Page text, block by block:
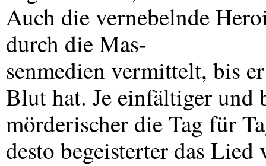
Auch die vernebelnde
durch die Mas-
senmedien vermittelt, bis
Blut hat. Je einfältiger und
mörderischer die Tag für
desto begeisterter das